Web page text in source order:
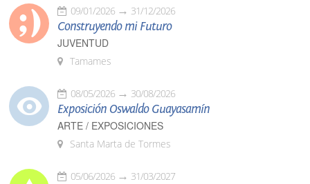
09/01/2026 31/12/2026
Construyendo mi Futuro
JUVENTUD
Tamames
08/05/2026 30/08/2026
Exposición Oswaldo Guayasamín
ARTE / EXPOSICIONES
Santa Marta de Tormes
05/06/2026 31/03/2027